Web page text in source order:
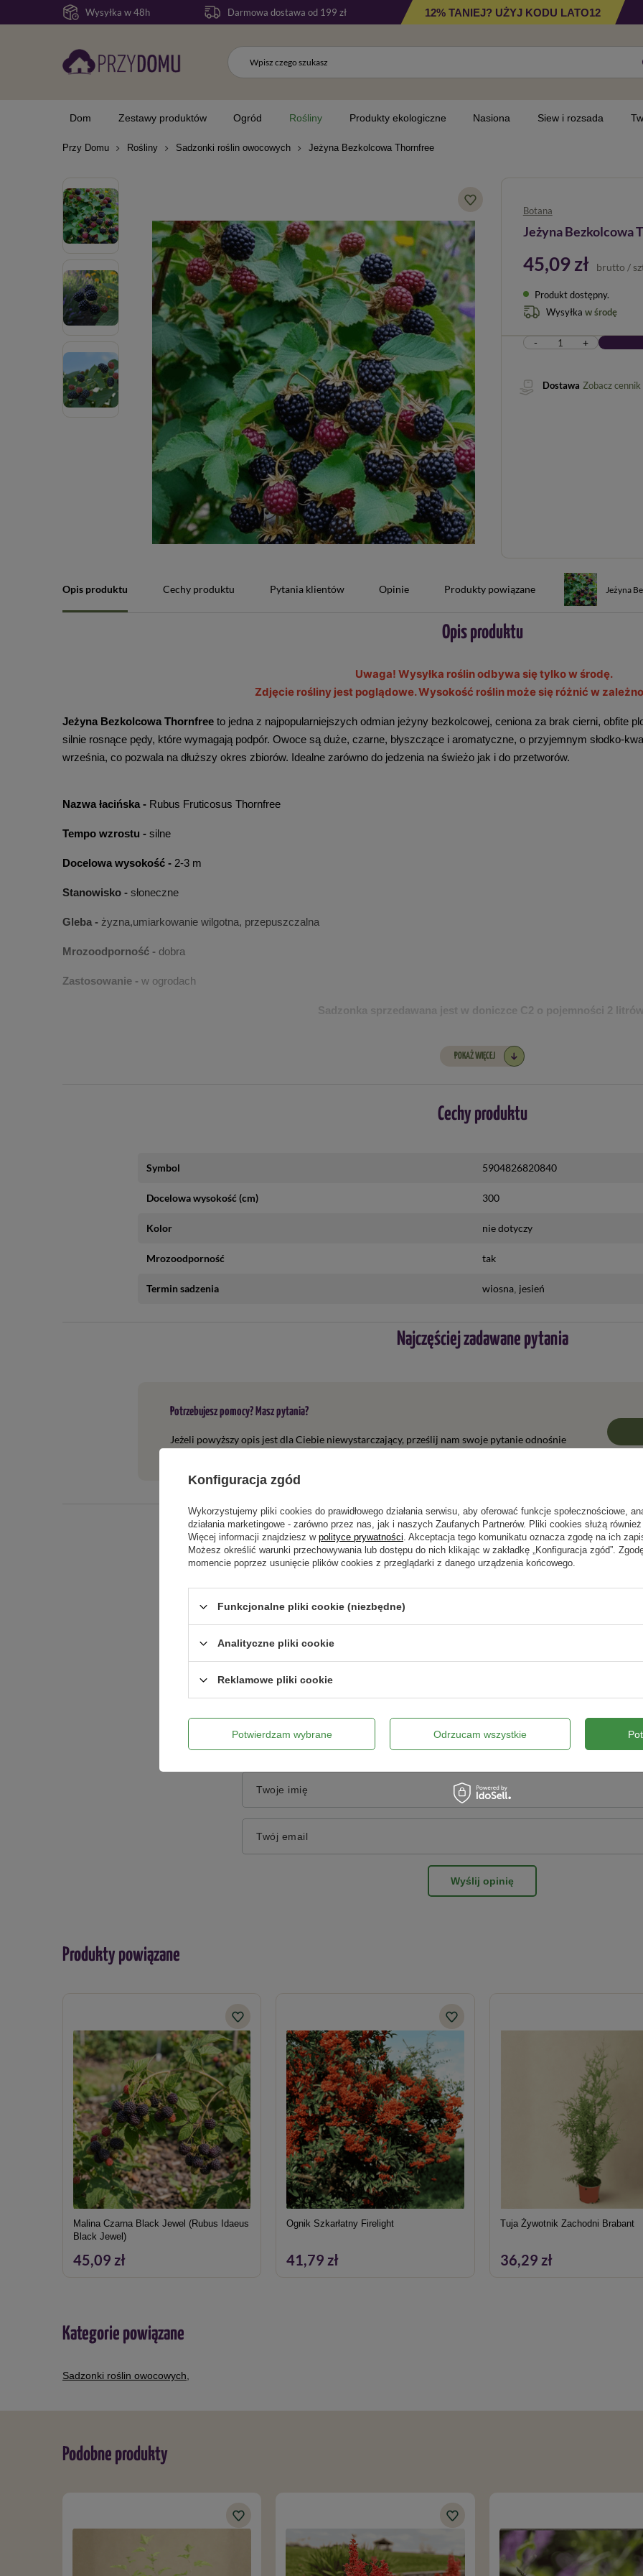
Wysyłka w 48h Darmowa dostawa od 199 zł 12% TANIEJ? UŻYJ KODU LATO12
Dom Zestawy produktów Ogród Rośliny Produkty ekologiczne Nasiona Siew i rozsada
Przy Domu Rośliny Sadzonki roślin owocowych Jeżyna Bezkolcowa Thornfree
Botana
Jeżyna Bezkolcowa
45,09 zł brutto /
Produkt dostępny
Wysyłka w środę
- +
Dostawa Zobacz cennik
Opis produktu Cechy produktu Pytania klientów Opinie Produkty powiązane Jeżyna
Opis produktu
Uwaga! Wysyłka roślin odbywa się tylko w środę.
Zdjęcie rośliny jest poglądowe. Wysokość roślin może się różnić w
Jeżyna Bezkolcowa Thornfree to jedna z najpopularniejszych odmian jeżyny bezkolcowej, ceniona za brak cierni, obfite
silnie rosnące pędy, które wymagają podpór. Owoce są duże, czarne, błyszczące i aromatyczne, o przyjemnym słodko-
września, co pozwala na dłuższy okres zbiorów. Idealne zarówno do jedzenia na świeżo jak i do przetworów.
Nazwa łacińska - Rubus Fruticosus Thornfree
Tempo wzrostu - silne
Docelowa wysokość - 2-3 m
Stanowisko - słoneczne
Gleba - żyzna,umiarkowanie wilgotna, przepuszczalna
Mrozoodporność - dobra
Zastosowanie - w ogrodach
Sadzonka sprzedawana jest w doniczce C2 o pojemności 2 litrów.
Paczka z roślinami wysyłana jest bezpośrednio ze szkółki, dlatego może przyjść w innym terminie
POKAŻ WIĘCEJ
Cechy produktu
Symbol 5904826820840
Docelowa wysokość (cm) 300
Kolor nie dotyczy
Mrozoodporność tak
Termin sadzenia wiosna jesień
Najczęściej zadawane pytania
Potrzebujesz pomocy? Masz pytania?
Jeżeli powyższy opis jest dla Ciebie niewystarczający, prześlij nam swoje pytanie odnośnie
tego produktu. Postaramy się odpowiedzieć tak szybko jak tylko będzie to możliwe.
Napisz swoją opinię
Treść twojej opinii
Dodaj własne zdjęcie produktu:
Twoje imię
Twój email
Wyślij opinię
Produkty powiązane
Malina Czarna Black Jewel (Rubus Idaeus
Black Jewel)
45,09 zł
Ognik Szkarłatny Firelight
41,79 zł
Tuja Żywotnik Zachodni Brabant
36,29 zł
Kategorie powiązane
Sadzonki roślin owocowych
Podobne produkty
Konfiguracja zgód
Wykorzystujemy pliki cookies do prawidłowego działania serwisu, aby oferować funkcje społecznościowe,
działania marketingowe - zarówno przez nas, jak i naszych Zaufanych Partnerów. Pliki cookies służą
Więcej informacji znajdziesz w polityce prywatności. Akceptacja tego komunikatu oznacza zgodę na ich
Możesz określić warunki przechowywania lub dostępu do nich klikając w zakładkę „Konfiguracja zgód”.
momencie poprzez usunięcie plików cookies z przeglądarki z danego urządzenia końcowego.
Funkcjonalne pliki cookie (niezbędne)
Analityczne pliki cookie
Reklamowe pliki cookie
Potwierdzam wybrane Odrzucam wszystkie